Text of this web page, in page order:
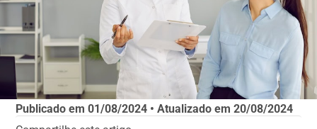
Publicado em01/08/2024 • Atualizado em20/08/2024